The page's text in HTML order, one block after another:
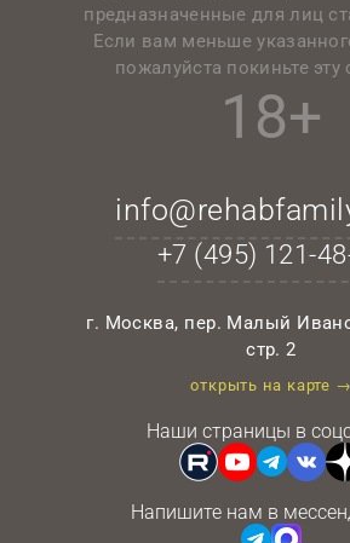
предназначенные для лиц
Если вам меньше
пожалуйста покиньте эту
18+
+7 (495) 121-
г. Москва, пер. Малый
стр. 2
открыть на карте →
Наши страницы в
Напишите нам в